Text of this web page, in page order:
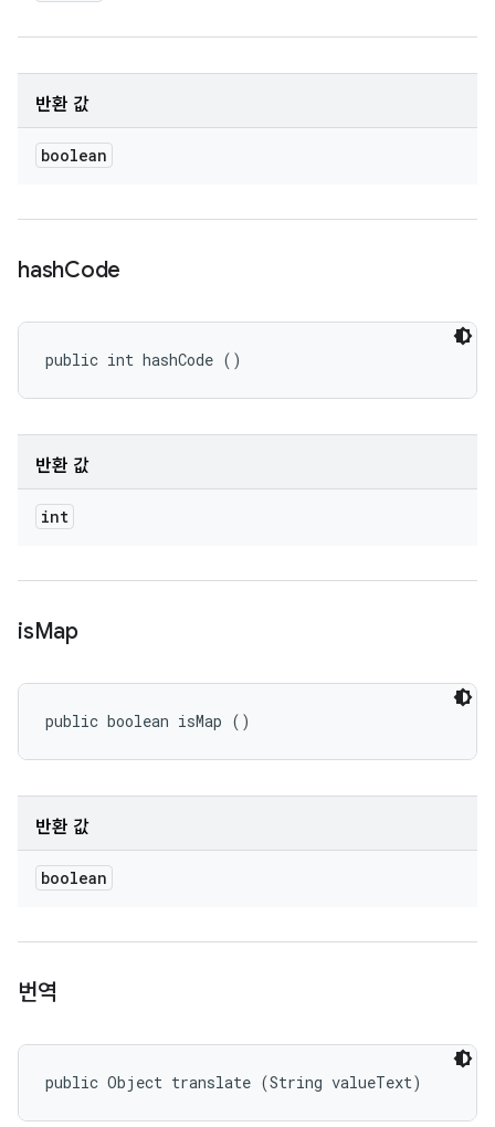
반환 값
boolean
hashCode
public int hashCode ()
반환 값
int
isMap
public boolean isMap ()
반환 값
boolean
번역
public Object translate (String valueText)